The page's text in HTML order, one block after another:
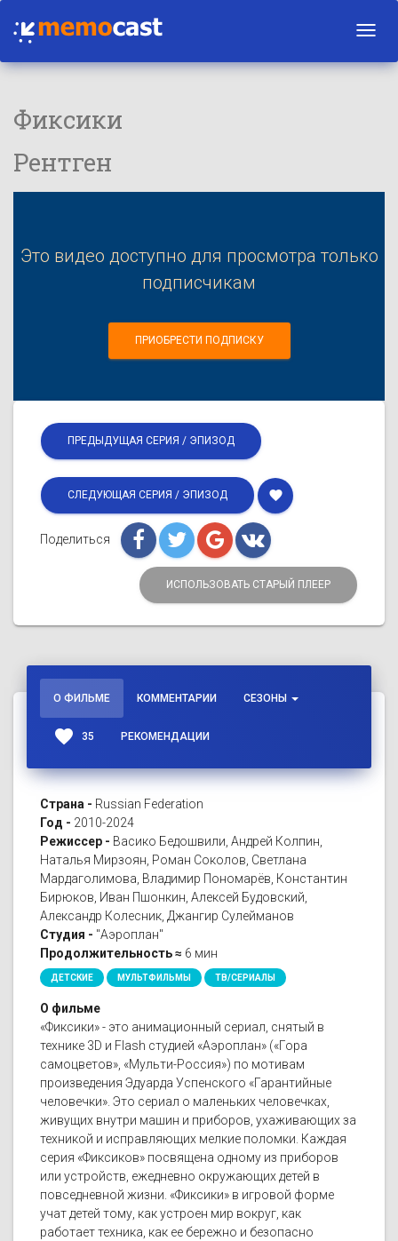
Фиксики
Рентген
Это видео доступно для просмотра только
подписчикам
ПРИОБРЕСТИ ПОДПИСКУ
ПРЕДЫДУЩАЯ СЕРИЯ / ЭПИЗОД
СЛЕДУЮЩАЯ СЕРИЯ / ЭПИЗОД favorite
Поделиться
ИСПОЛЬЗОВАТЬ СТАРЫЙ ПЛЕЕР
О ФИЛЬМЕ КОММЕНТАРИИ СЕЗОНЫ
favorite 35 РЕКОМЕНДАЦИИ
Страна - Russian Federation
Год - 2010-2024
Режиссер - Васико Бедошвили, Андрей Колпин,
Наталья Мирзоян, Роман Соколов, Светлана
Мардаголимова, Владимир Пономарёв, Константин
Бирюков, Иван Пшонкин, Алексей Будовский,
Александр Колесник, Джангир Сулейманов
Студия - "Аэроплан"
Продолжительность ≈ 6 мин
ДЕТСКИЕ МУЛЬТФИЛЬМЫ ТВ/СЕРИАЛЫ
О фильме
«Фиксики» - это анимационный сериал, снятый в
технике 3D и Flash студией «Аэроплан» («Гора
самоцветов», «Мульти-Россия») по мотивам
произведения Эдуарда Успенского «Гарантийные
человечки». Это сериал о маленьких человечках,
живущих внутри машин и приборов, ухаживающих за
техникой и исправляющих мелкие поломки. Каждая
серия «Фиксиков» посвящена одному из приборов
или устройств, ежедневно окружающих детей в
повседневной жизни. «Фиксики» в игровой форме
учат детей тому, как устроен мир вокруг, как
работает техника, как ее бережно и безопасно